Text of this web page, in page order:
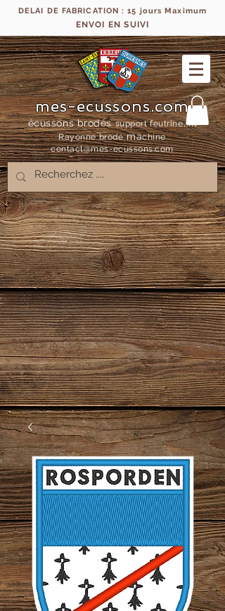
DELAI DE FABRICATION : 15 jours Maximum
ENVOI EN SUIVI
mes-ecussons.com
écussons brodés support feutrine, fil
Rayonne brodémachine
contact@mes-ecussons.com